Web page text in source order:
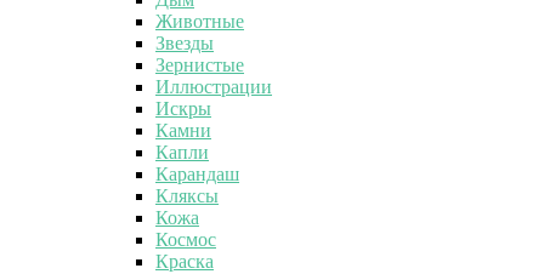
Животные
Звезды
Зернистые
Иллюстрации
Искры
Камни
Капли
Карандаш
Кляксы
Кожа
Космос
Краска